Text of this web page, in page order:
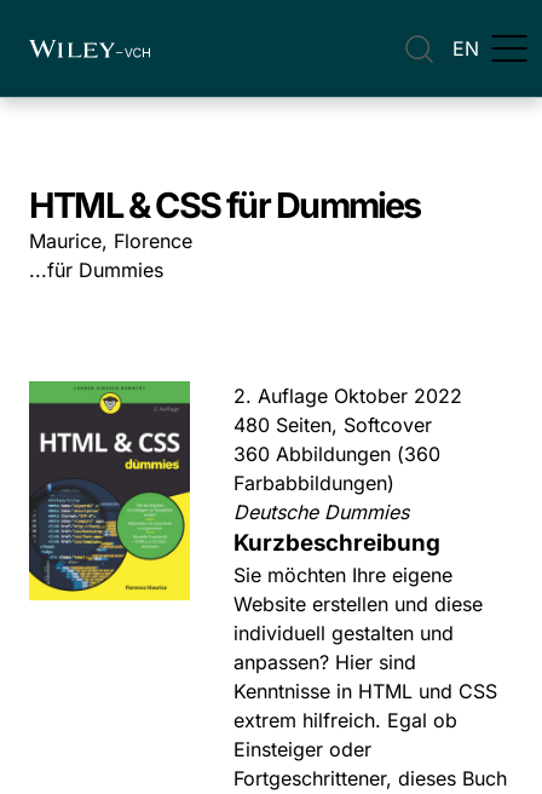
EN
HTML & CSS für Dummies
Maurice, Florence
...für Dummies
2. Auflage Oktober 2022
480 Seiten, Softcover
360 Abbildungen (360
Farbabbildungen)
Deutsche Dummies
Kurzbeschreibung
Sie möchten Ihre eigene
Website erstellen und diese
individuell gestalten und
anpassen? Hier sind
Kenntnisse in HTML und CSS
extrem hilfreich. Egal ob
Einsteiger oder
Fortgeschrittener, dieses Buch